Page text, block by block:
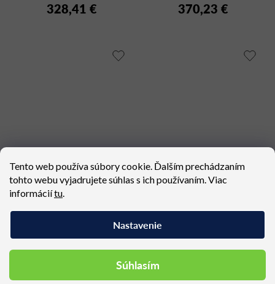
Tento web používa súbory cookie. Ďalším prechádzaním
tohto webu vyjadrujete súhlas s ich používaním. Viac
informáciítu
Nastavenie
Súhlasím
328,41 € 370,23 €
LISA FILO 2870 ZT
Dostupné (dodacia lehota 4
370,23 €
LISA 2854
Dostupné (dodacia lehota 4
389,91 €